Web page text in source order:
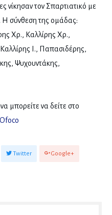
νίκησαν τον Σπαρτιατικό με
Η σύνθεση της ομάδας:
Χρ., Καλλίρης Χρ.,
Ι., Παπασιδέρης,
Ψυχουντάκης,
μπορείτε να δείτε στο
Twitter Google+